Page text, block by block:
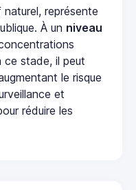
représente
À un niveau
ce stade, il peut
le risque
et
réduire les